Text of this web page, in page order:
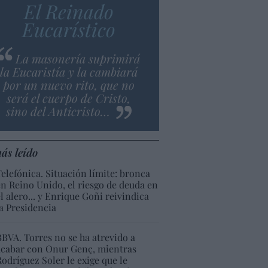
El Reinado
Eucarístico
La masonería suprimirá
la Eucaristía y la cambiará
por un nuevo rito, que no
será el cuerpo de Cristo,
sino del Anticristo…
leído
Situación límite: bronca
Reino Unido, el riesgo de deuda en
alero... y Enrique Goñi reivindica
Presidencia
Torres no se ha atrevido a
con Onur Genç, mientras
Soler le exige que le